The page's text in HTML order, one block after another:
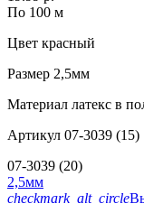
По 100 м
Цвет красный
Размер 2,5мм
Материал латекс в
Артикул 07-3039 (15)
07-3039 (20)
2,5мм
checkmark_alt_circle